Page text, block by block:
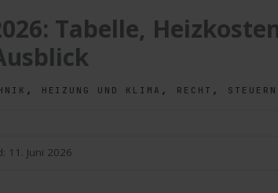
Tabelle,
, HEIZUNG UND KLIMA , RECHT ,
11. Juni 2026